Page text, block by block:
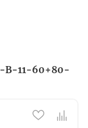
B-11-60+80-